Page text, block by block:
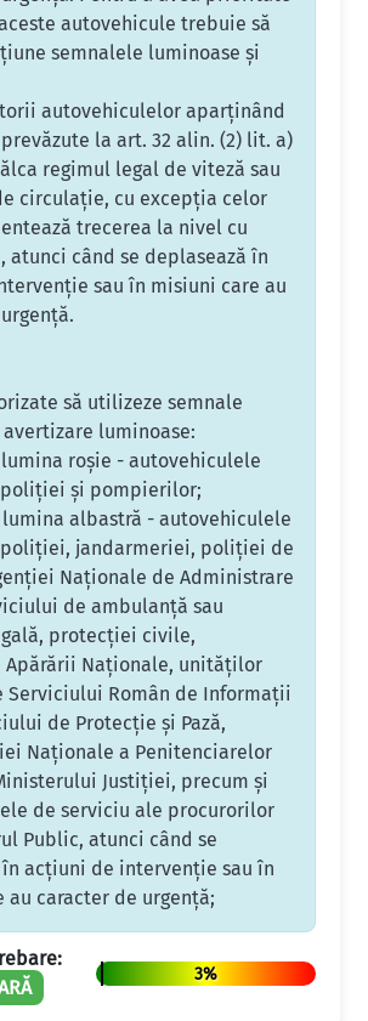
autovehicule trebuie să
semnalele luminoase şi
autovehiculelor aparţinând
la art. 32 alin. (2) lit. a)
regimul legal de viteză sau
circulaţie, cu excepţia celor
trecerea la nivel cu
atunci când se deplasează în
sau în misiuni care au
să utilizeze semnale
luminoase:
roşie - autovehiculele
şi pompierilor;
albastră - autovehiculele
jandarmeriei, poliţiei de
Naţionale de Administrare
de ambulanţă sau
protecţiei civile,
Apărării Naţionale, unităţilor
Serviciului Român de Informaţii
de Protecţie şi Pază,
Naţionale a Penitenciarelor
Justiţiei, precum şi
de serviciu ale procurorilor
Public, atunci când se
acţiuni de intervenţie sau în
au caracter de urgenţă;
3%